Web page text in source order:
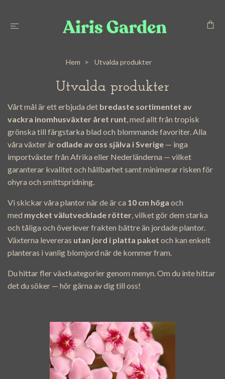
Hem Utvalda produkter
Utvalda produkter
Vårt mål är ett erbjuda det bredaste sortimentet av
vackra inomhusväxter året runt, med allt från tropisk
grönska till färgstarka blad och blommande favoriter. Alla
våra växter är odlade av oss själva i Sverige — inga
importväxter från Afrika eller Nederländerna — vilket
garanterar kvalitet och hållbarhet samt minimerar risken för
ohyra och smittspridning.
Vi skickar våra plantor när de är ca 10 cm höga och
med mycket välutvecklade rötter, vilket gör dem starka
och tåliga och överlever frakten bättre än jordade plantor.
Växterna levereras utan jord i platta paket och kan enkelt
planteras i vanlig blomjord när de kommer fram.
Du hittar fler växtkategorier genom menyn. Om du inte hittar
det du söker — hör gärna av dig till oss!